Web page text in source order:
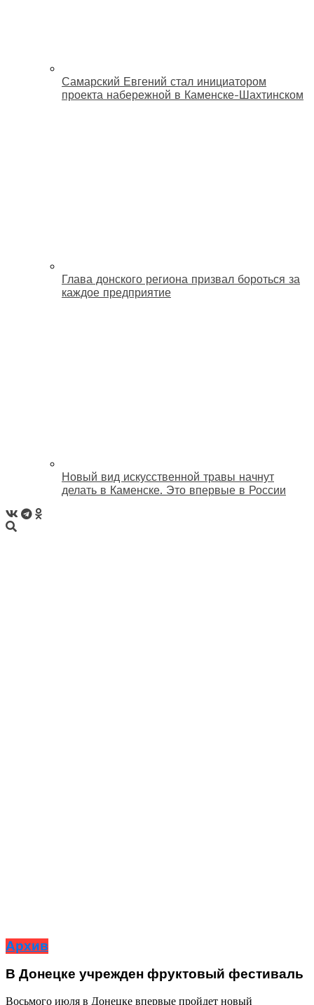
Самарский Евгений стал инициатором
проекта набережной в Каменске-Шахтинском
Глава донского региона призвал бороться за
каждое предприятие
Новый вид искусственной травы начнут
делать в Каменске. Это впервые в России
Архив
В Донецке учрежден фруктовый фестиваль
Восьмого июля в Донецке впервые пройдет новый